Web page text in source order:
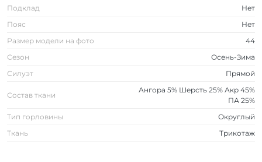
Подклад
Нет
Пояс
Нет
Размер модели на фото
44
Сезон
Осень-Зима
Силуэт
Прямой
Состав ткани
Ангора 5% Шерсть 25% Акр 45%
ПА 25%
Тип горловины
Округлый
Ткань
Трикотаж